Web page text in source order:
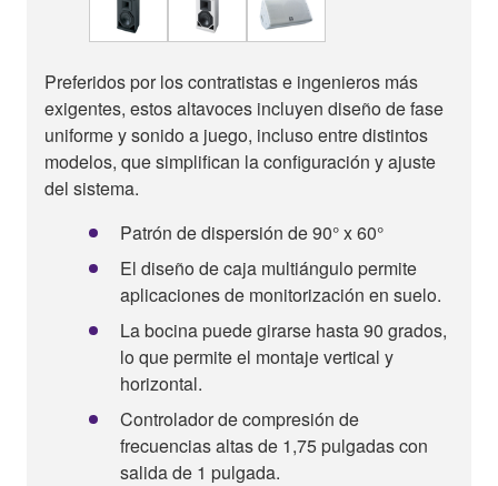
Preferidos por los contratistas e ingenieros más
exigentes, estos altavoces incluyen diseño de fase
uniforme y sonido a juego, incluso entre distintos
modelos, que simplifican la configuración y ajuste
del sistema.
Patrón de dispersión de 90° x 60°
El diseño de caja multiángulo permite
aplicaciones de monitorización en suelo.
La bocina puede girarse hasta 90 grados,
lo que permite el montaje vertical y
horizontal.
Controlador de compresión de
frecuencias altas de 1,75 pulgadas con
salida de 1 pulgada.